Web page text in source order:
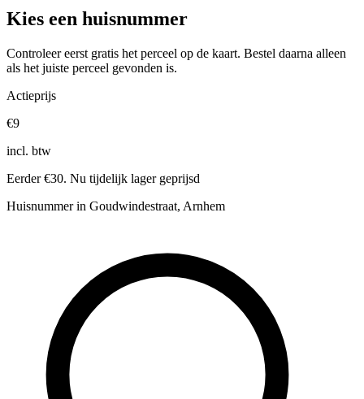
Kies een huisnummer
Controleer eerst gratis het perceel op de kaart. Bestel daarna alleen
als het juiste perceel gevonden is.
Actieprijs
€9
incl. btw
Eerder €30. Nu tijdelijk lager geprijsd
Huisnummer in Goudwindestraat, Arnhem